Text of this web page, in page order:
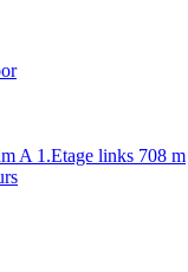
A 1.Etage links 708 m